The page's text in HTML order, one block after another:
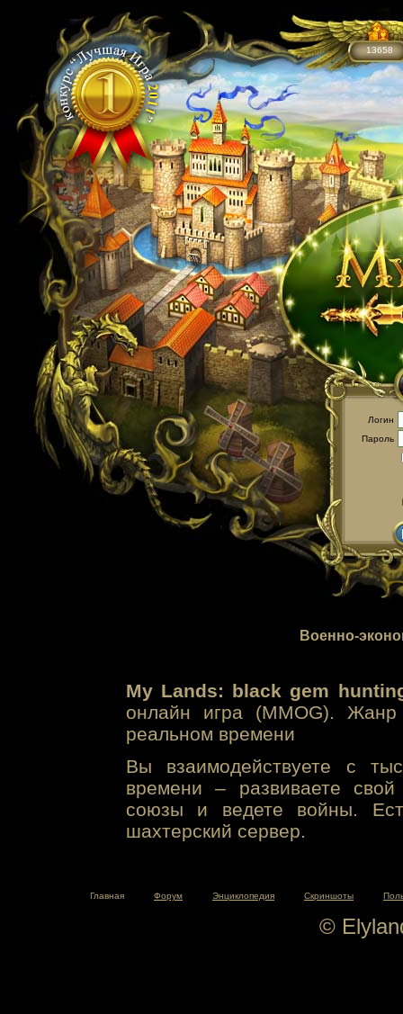
13658
Логин
Пароль
Военно-
My Lands: black gem
онлайн игра (MMOG). Жанр
реальном времени
Вы взаимодействуете с
времени – развиваете свой
союзы и ведете войны.
шахтерский сервер.
Главная Форум Энциклопедия Скриншоты
©